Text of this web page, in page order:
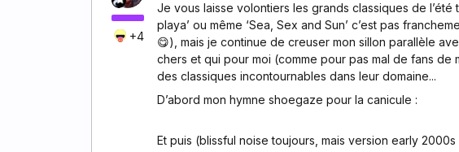
+4
Je vous laisse volontiers les grands classiques de l’été
playa’ ou même ‘Sea, Sex and Sun’ c’est pas
😋), mais je continue de creuser mon sillon parallèle
chers et qui pour moi (comme pour pas mal de fans de
des classiques incontournables dans leur domaine...
D’abord mon hymne shoegaze pour la canicule :
Et puis (blissful noise toujours, mais version early 2000s